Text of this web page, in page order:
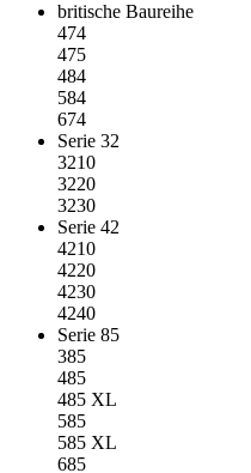
britische Baureihe
474
475
484
584
674
Serie 32
3210
3220
3230
Serie 42
4210
4220
4230
4240
Serie 85
385
485
485 XL
585
585 XL
685